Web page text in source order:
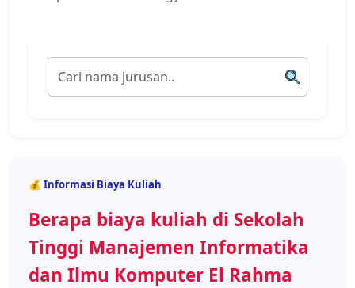
💰 Informasi Biaya Kuliah
Berapa biaya kuliah di Sekolah
Tinggi Manajemen Informatika
dan Ilmu Komputer El Rahma